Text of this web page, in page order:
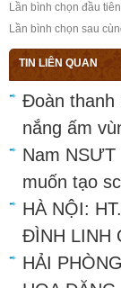
Lần bình chọn đầu tiên
Lần bình chọn sau
TIN LIÊN QUAN
Đoàn thanh
nắng ấm
Nam NSƯT
muốn tạo
HÀ NỘI:
ĐÌNH LINH
HẢI